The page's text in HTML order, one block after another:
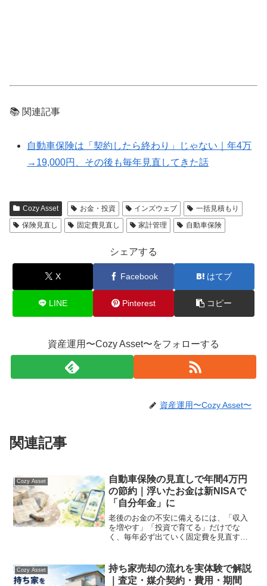
📚 関連記事
自動車保険は「契約したら終わり」じゃない｜年4万
→19,000円、その後も毎年見直してきた話
Cozy Asset お金・投資 インズウェブ
一括見積もり
保険見直し
固定費見直し 家計管理 自動車保険
シェアする
X Facebook はてブ
LINE Pinterest コピー
資産運用〜Cozy Asset〜をフォローする
資産運用〜Cozy Asset〜
関連記事
Cozy Asset
自動車保険の見直しで年間4万円
の節約｜浮いたお金は新NISAで
「自分年金」に
老後のお金の不安に備えるには、「収入
を増やす」「投資で育てる」だけでな
く、毎年必ず出ていく固定費を見直すと
ける固定費です。一度見直せば節約効果
がずっと続くという意味で、...
Cozy Asset
持ち家売却の流れを実体験で解説
｜査定・媒介契約・費用・期間